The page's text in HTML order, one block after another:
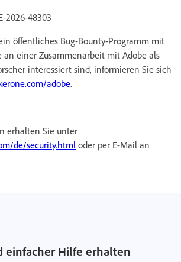
2026-48303
öffentliches Bug-Bounty-Programm mit
an einer Zusammenarbeit mit Adobe als
interessiert sind, informieren Sie sich
adobe.
erhalten Sie unter
de/security.html oder per E-Mail an
einfacher Hilfe erhalten